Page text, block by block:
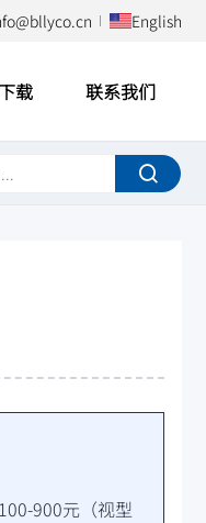
English
载 联系我们
900元（视型